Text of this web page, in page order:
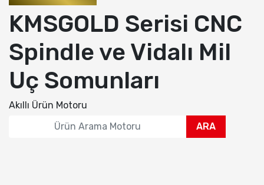
KMSGOLD Serisi CNC
Spindle ve Vidalı Mil
Uç Somunları
Akıllı Ürün Motoru
ARA